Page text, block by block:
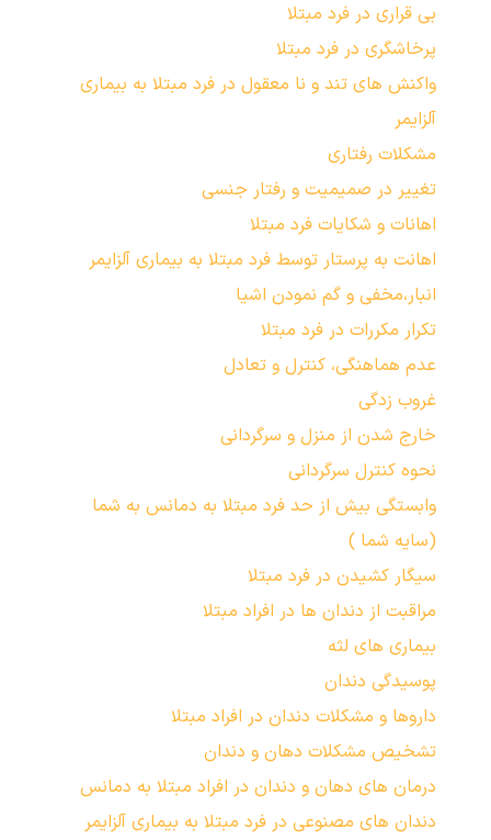
بی قراری در فرد مبتلا
پرخاشگری در فرد مبتلا
واکنش های تند و نا معقول در فرد مبتلا به بیماری
آلزایمر
مشکلات رفتاری
تغییر در صمیمیت و رفتار جنسی
اهانات و شکایات فرد مبتلا
اهانت به پرستار توسط فرد مبتلا به بیماری آلزایمر
انبار،مخفی و گم نمودن اشیا
تکرار مکررات در فرد مبتلا
عدم هماهنگي، كنترل و تعادل
غروب زدگی
خارج شدن از منزل و سرگردانی
نحوه کنترل سرگردانی
وابستگی بیش از حد فرد مبتلا به دمانس به شما
(سایه شما )
سیگار کشیدن در فرد مبتلا
مراقبت از دندان ها در افراد مبتلا
بیماری های لثه
پوسیدگی دندان
داروها و مشکلات دندان در افراد مبتلا
تشخیص مشکلات دهان و دندان
درمان های دهان و دندان در افراد مبتلا به دمانس
دندان های مصنوعی در فرد مبتلا به بیماری آلزایمر